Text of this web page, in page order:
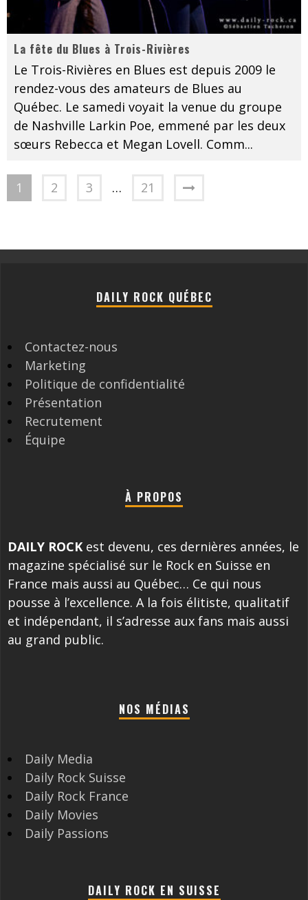
La fête du Blues à Trois-Rivières
Le Trois-Rivières en Blues est depuis 2009 le
rendez-vous des amateurs de Blues au
Québec. Le samedi voyait la venue du groupe
de Nashville Larkin Poe, emmené par les deux
sœurs Rebecca et Megan Lovell. Comm...
1 2 3 … 21
DAILY ROCK QUÉBEC
Contactez-nous
Marketing
Politique de confidentialité
Présentation
Recrutement
Équipe
À PROPOS
DAILY ROCK est devenu, ces dernières années, le
magazine spécialisé sur le Rock en Suisse en
France mais aussi au Québec… Ce qui nous
pousse à l’excellence. A la fois élitiste, qualitatif
et indépendant, il s’adresse aux fans mais aussi
au grand public.
NOS MÉDIAS
Daily Media
Daily Rock Suisse
Daily Rock France
Daily Movies
Daily Passions
DAILY ROCK EN SUISSE